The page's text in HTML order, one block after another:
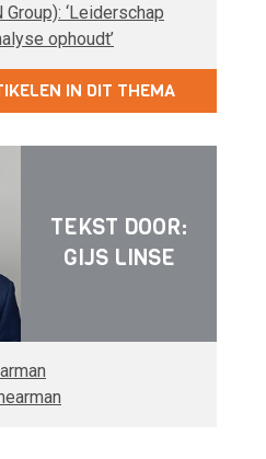
‘Leiderschap
ophoudt’
IN DIT THEMA
TEKST DOOR:
GIJS LINSE